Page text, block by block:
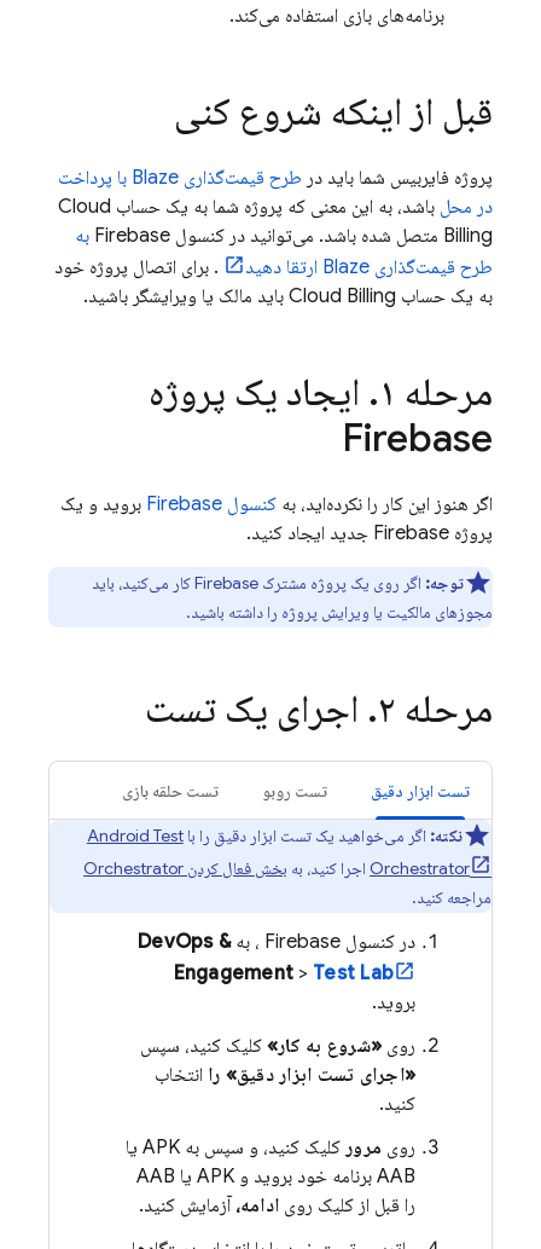
برنامه‌های بازی استفاده می‌کند.
قبل از اینکه شروع کنی
پروژه فایربیس شما باید در
طرح قیمت‌گذاری Blaze با پرداخت
در محل باشد، به این معنی که پروژه شما به یک حساب Cloud
Billing متصل شده باشد. می‌توانید در کنسول Firebase به
طرح قیمت‌گذاری Blaze ارتقا دهید
. برای اتصال پروژه خود
به یک حساب Cloud Billing باید مالک یا ویرایشگر باشید.
مرحله ۱ . ایجاد یک پروژه
Firebase
اگر هنوز این کار را نکرده‌اید، به کنسول Firebase بروید و یک
پروژه Firebase جدید ایجاد کنید.
توجه:
اگر روی یک پروژه مشترک Firebase کار می‌کنید، باید
مجوزهای مالکیت یا ویرایش پروژه را داشته باشید.
مرحله ۲ . اجرای یک تست
تست ابزار دقیق تست روبو تست حلقه بازی
نکته: اگر می‌خواهید یک تست ابزار دقیق را باAndroid Test
Orchestrator اجرا کنید، به بخش فعال کردن Orchestrator
مراجعه کنید.
در کنسول Firebase ، بهDevOps &
Engagement > Test Lab
بروید.
روی «شروع به کار» کلیک کنید، سپس
«اجرای تست ابزار دقیق» را انتخاب
کنید.
روی مرور
کلیک کنید، و سپس به APK یا
AAB برنامه خود بروید و APK یا AAB
را قبل از کلیک روی ادامه، آزمایش کنید.